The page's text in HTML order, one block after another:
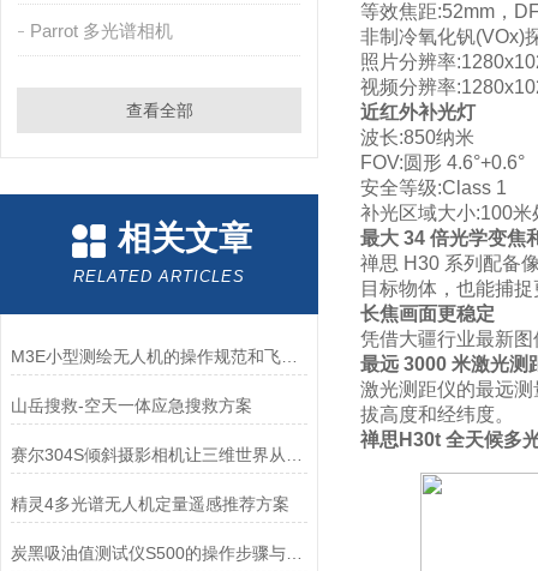
Parrot 多光谱相机
查看全部
相关文章
RELATED ARTICLES
M3E小型测绘无人机的操作规范和飞行安全要求
山岳搜救-空天一体应急搜救方案
精灵4多光谱无人机定量遥感推荐方案
炭黑吸油值测试仪S500的操作步骤与使用技巧分享
等效焦距:52mm，
非制冷氧化钒(VOx)
照片分辨率
视频分辨率
近红外补光灯
波长:850纳米
FOV:圆形 4.6°+0.6°
安全等级:Class 1
补光区域大小:100
最大 34 倍光学变焦
禅思 H30 系列配备
目标物体，也能捕
长焦画面更稳定
凭借大疆行业最新
最远 3000 米激光测
激光测距仪的最远
拔高度和经纬度。
禅思H30t 全天候多